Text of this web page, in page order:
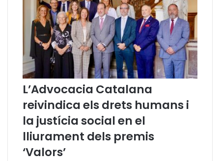
L’Advocacia Catalana
reivindica els drets humans i
la justícia social en el
lliurament dels premis
‘Valors’